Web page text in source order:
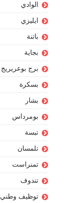
الوادي
ايليزي
باتنة
بجاية
برج بوعريريج
بسكرة
بشار
بومرداس
تبسة
تلمسان
تمنراست
تندوف
توظيف وطني